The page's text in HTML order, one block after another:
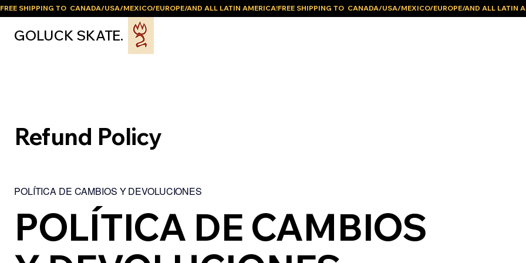
FREE SHIPPING TO  CANADA/USA/MEXICO/EUROPE/AND ALL LATIN AMERICA!
GOLUCK SKATE.
Refund Policy
POLÍTICA DE CAMBIOS Y DEVOLUCIONES
POLÍTICA DE CAMBIOS